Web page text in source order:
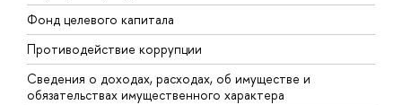
Фонд целевого капитала
Противодействие коррупции
Сведения о доходах, расходах, об имуществе и
обязательствах имущественного характера